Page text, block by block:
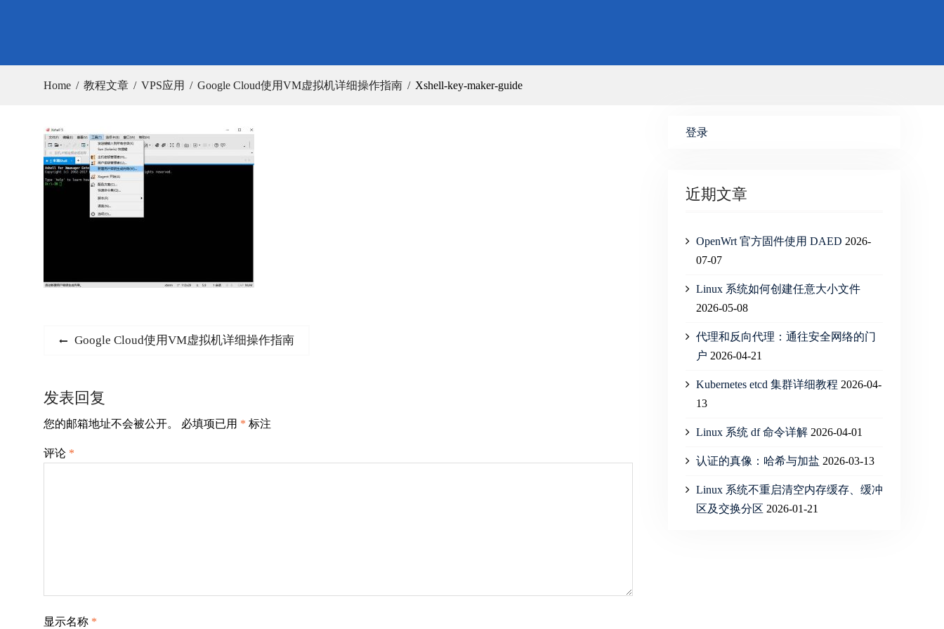
Home 教程文章 VPS应用 Google Cloud使用VM虚拟机详细操作指南 Xshell-key-maker-guide
文
导
航
Previous
Google Cloud使用VM虚拟机详细操作指南
发表回复
您的邮箱地址不会被公开。 必填项已用 * 标注
评论 *
显示名称 *
登录
近期文章
OpenWrt 官方固件使用 DAED 2026-
07-07
Linux 系统如何创建任意大小文件
2026-05-08
代理和反向代理：通往安全网络的门
户 2026-04-21
Kubernetes etcd 集群详细教程 2026-04-
13
Linux 系统 df 命令详解 2026-04-01
认证的真像：哈希与加盐 2026-03-13
Linux 系统不重启清空内存缓存、缓冲
区及交换分区 2026-01-21